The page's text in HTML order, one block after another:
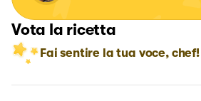
Vota la ricetta
Fai sentire la tua voce, chef!